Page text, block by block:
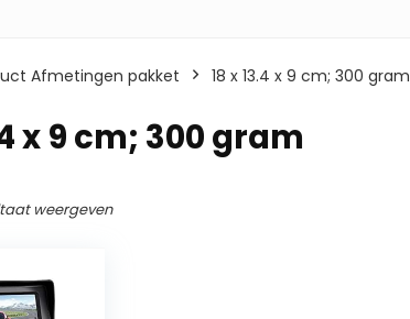
Afmetingen pakket ‎18 x 13.4 x 9 cm; 300 gram
x 9 cm; 300 gram
weergeven